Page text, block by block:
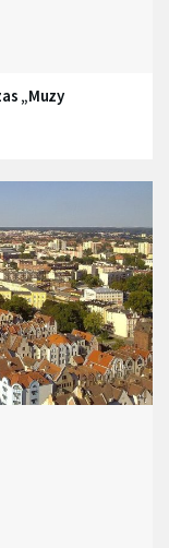
„Muzy